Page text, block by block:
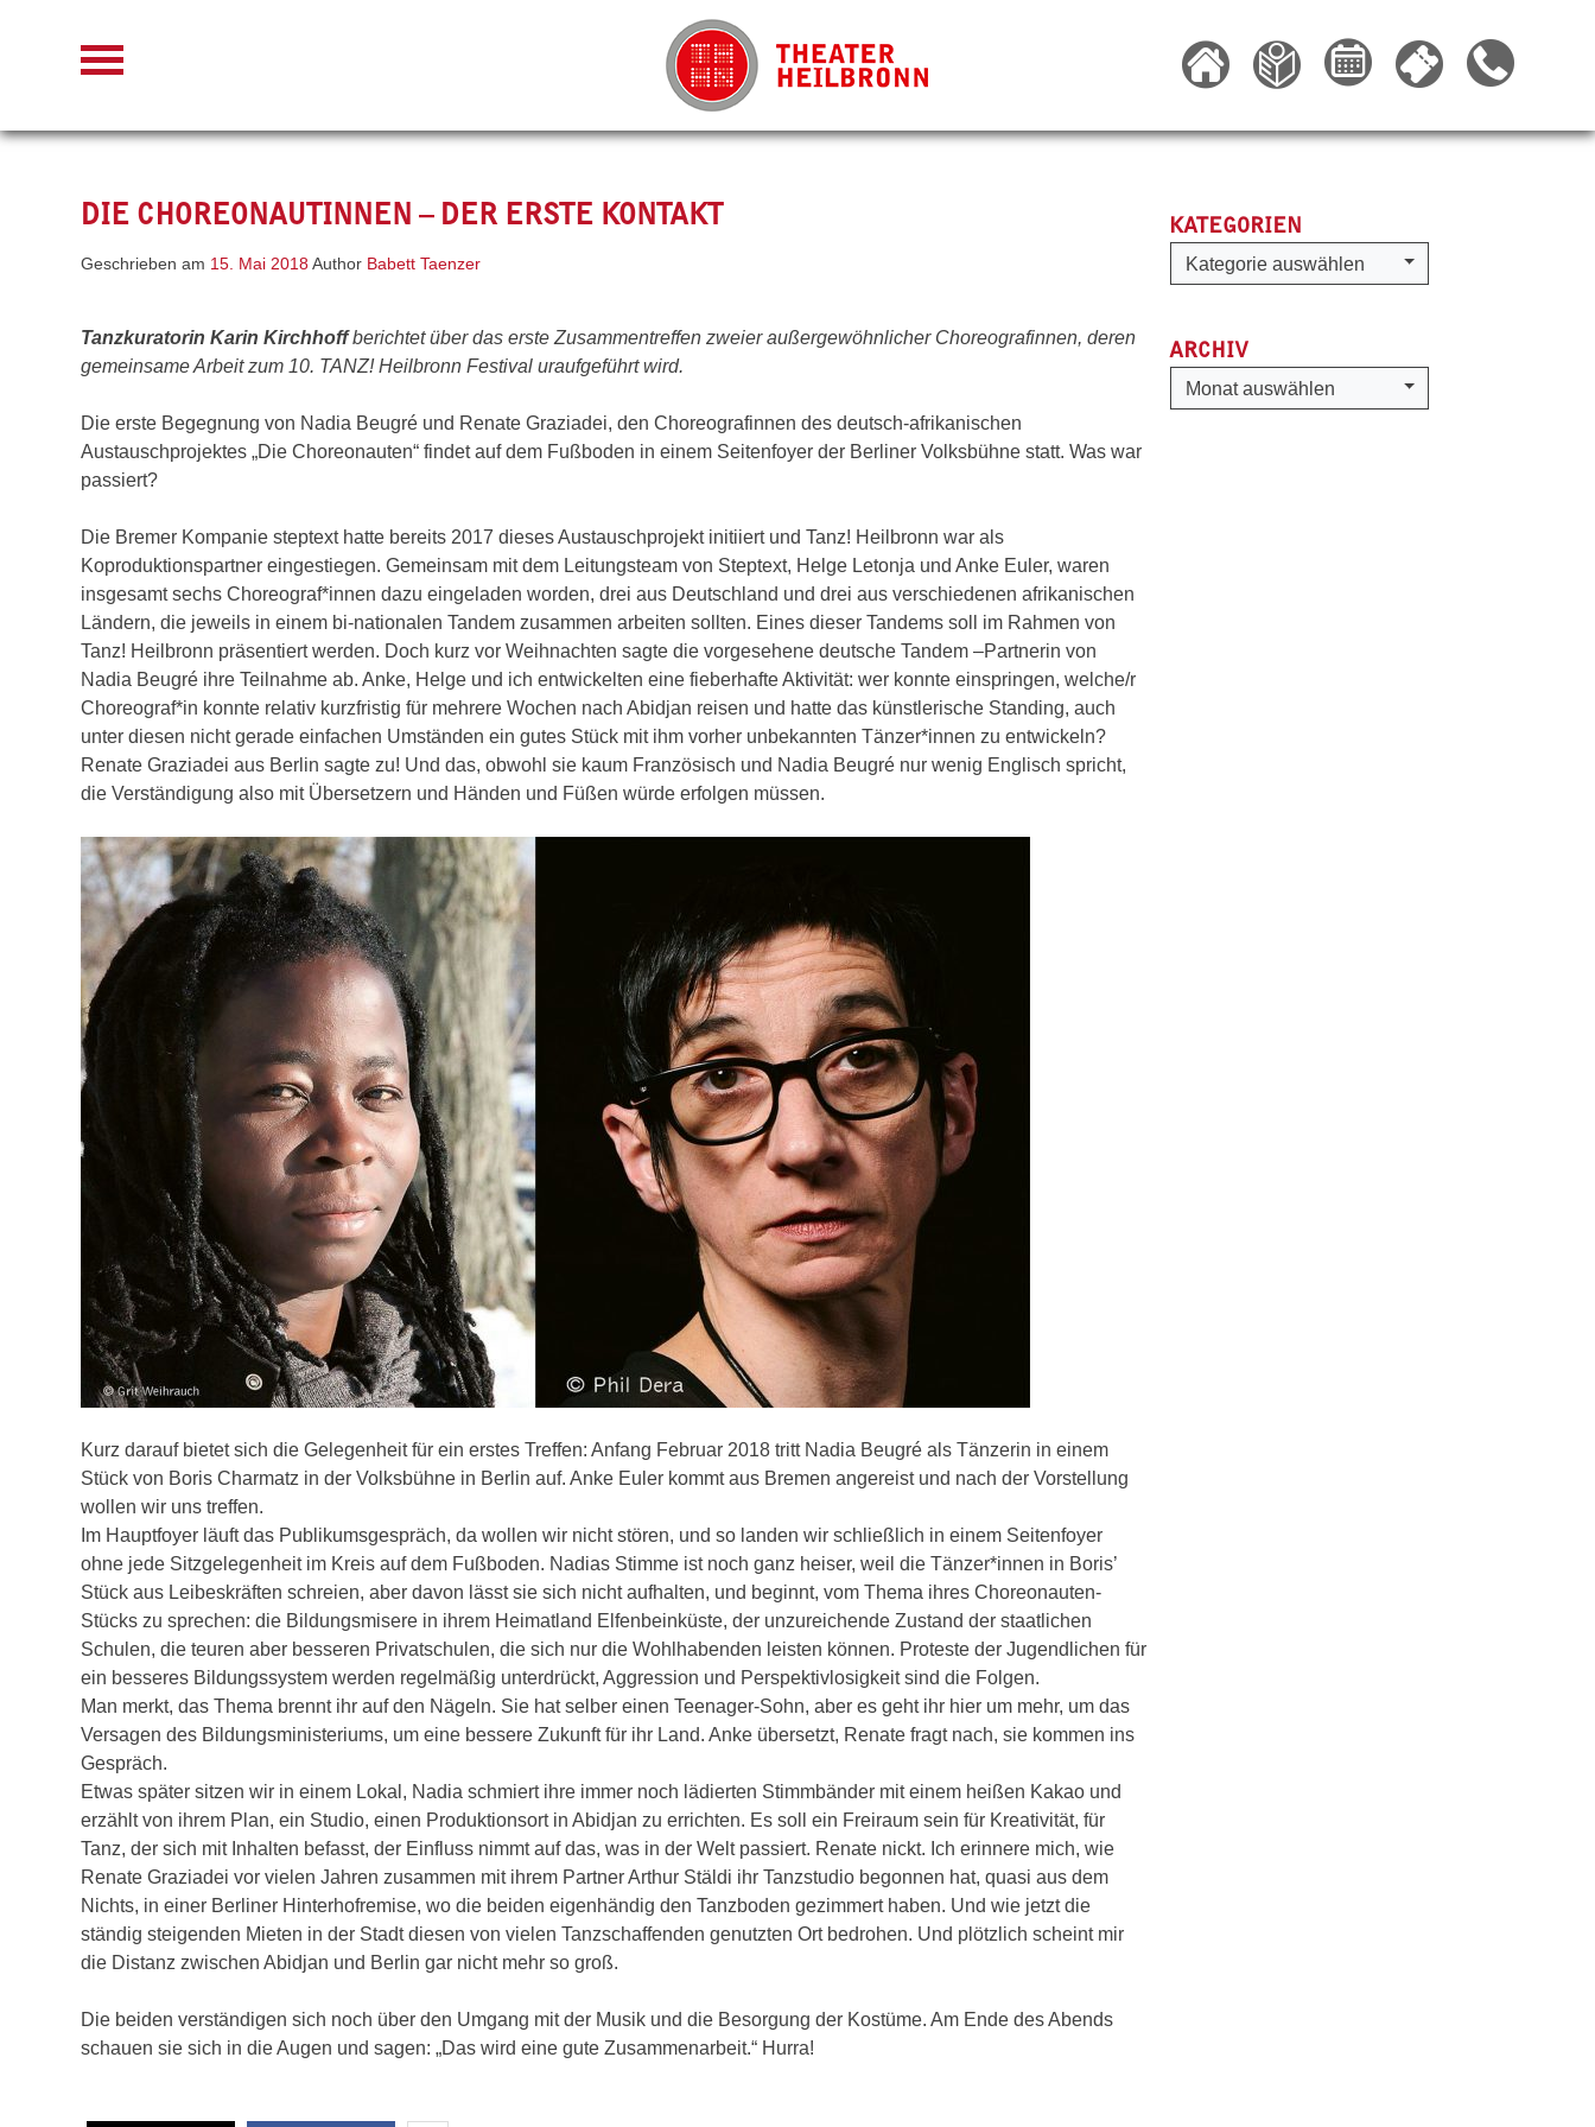
DIE CHOREONAUTINNEN – DER ERSTE KONTAKT
Geschrieben am 15. Mai 2018 Author Babett Taenzer
Tanzkuratorin Karin Kirchhoffberichtet über das erste Zusammentreffen zweier außergewöhnlicher Choreografinnen, deren
gemeinsame Arbeit zum 10. TANZ! Heilbronn Festival uraufgeführt wird.
Die erste Begegnung von Nadia Beugré und Renate Graziadei, den Choreografinnen des deutsch-afrikanischen
Austauschprojektes „Die Choreonauten“ findet auf dem Fußboden in einem Seitenfoyer der Berliner Volksbühne statt. Was war
passiert?
Die Bremer Kompanie steptext hatte bereits 2017 dieses Austauschprojekt initiiert und Tanz! Heilbronn war als
Koproduktionspartner eingestiegen. Gemeinsam mit dem Leitungsteam von Steptext, Helge Letonja und Anke Euler, waren
insgesamt sechs Choreograf*innen dazu eingeladen worden, drei aus Deutschland und drei aus verschiedenen afrikanischen
Ländern, die jeweils in einem bi-nationalen Tandem zusammen arbeiten sollten. Eines dieser Tandems soll im Rahmen von
Tanz! Heilbronn präsentiert werden. Doch kurz vor Weihnachten sagte die vorgesehene deutsche Tandem –Partnerin von
Nadia Beugré ihre Teilnahme ab. Anke, Helge und ich entwickelten eine fieberhafte Aktivität: wer konnte einspringen, welche/r
Choreograf*in konnte relativ kurzfristig für mehrere Wochen nach Abidjan reisen und hatte das künstlerische Standing, auch
unter diesen nicht gerade einfachen Umständen ein gutes Stück mit ihm vorher unbekannten Tänzer*innen zu entwickeln?
Renate Graziadei aus Berlin sagte zu! Und das, obwohl sie kaum Französisch und Nadia Beugré nur wenig Englisch spricht,
die Verständigung also mit Übersetzern und Händen und Füßen würde erfolgen müssen.
Kurz darauf bietet sich die Gelegenheit für ein erstes Treffen: Anfang Februar 2018 tritt Nadia Beugré als Tänzerin in einem
Stück von Boris Charmatz in der Volksbühne in Berlin auf. Anke Euler kommt aus Bremen angereist und nach der Vorstellung
wollen wir uns treffen.
Im Hauptfoyer läuft das Publikumsgespräch, da wollen wir nicht stören, und so landen wir schließlich in einem Seitenfoyer
ohne jede Sitzgelegenheit im Kreis auf dem Fußboden. Nadias Stimme ist noch ganz heiser, weil die Tänzer*innen in Boris’
Stück aus Leibeskräften schreien, aber davon lässt sie sich nicht aufhalten, und beginnt, vom Thema ihres Choreonauten-
Stücks zu sprechen: die Bildungsmisere in ihrem Heimatland Elfenbeinküste, der unzureichende Zustand der staatlichen
Schulen, die teuren aber besseren Privatschulen, die sich nur die Wohlhabenden leisten können. Proteste der Jugendlichen für
ein besseres Bildungssystem werden regelmäßig unterdrückt, Aggression und Perspektivlosigkeit sind die Folgen.
Man merkt, das Thema brennt ihr auf den Nägeln. Sie hat selber einen Teenager-Sohn, aber es geht ihr hier um mehr, um das
Versagen des Bildungsministeriums, um eine bessere Zukunft für ihr Land. Anke übersetzt, Renate fragt nach, sie kommen ins
Gespräch.
Etwas später sitzen wir in einem Lokal, Nadia schmiert ihre immer noch lädierten Stimmbänder mit einem heißen Kakao und
erzählt von ihrem Plan, ein Studio, einen Produktionsort in Abidjan zu errichten. Es soll ein Freiraum sein für Kreativität, für
Tanz, der sich mit Inhalten befasst, der Einfluss nimmt auf das, was in der Welt passiert. Renate nickt. Ich erinnere mich, wie
Renate Graziadei vor vielen Jahren zusammen mit ihrem Partner Arthur Stäldi ihr Tanzstudio begonnen hat, quasi aus dem
Nichts, in einer Berliner Hinterhofremise, wo die beiden eigenhändig den Tanzboden gezimmert haben. Und wie jetzt die
ständig steigenden Mieten in der Stadt diesen von vielen Tanzschaffenden genutzten Ort bedrohen. Und plötzlich scheint mir
die Distanz zwischen Abidjan und Berlin gar nicht mehr so groß.
Die beiden verständigen sich noch über den Umgang mit der Musik und die Besorgung der Kostüme. Am Ende des Abends
schauen sie sich in die Augen und sagen: „Das wird eine gute Zusammenarbeit.“ Hurra!
KATEGORIEN
Kategorien
Kategorie auswählen
ARCHIV
Archiv
Monat auswählen